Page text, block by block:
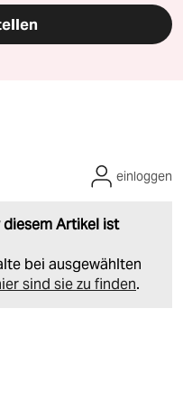
Artikel ist
bei ausgewählten
sind sie zu finden.
einloggen